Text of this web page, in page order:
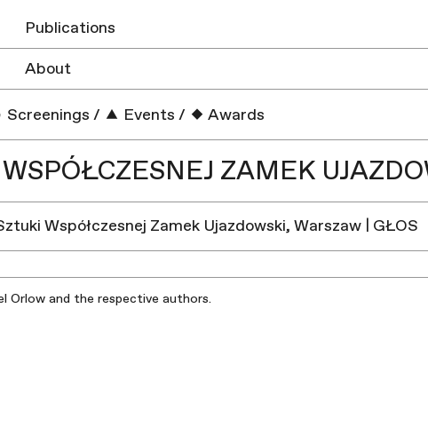
Publications
About
Screenings / Events / Awards
ZAMEK
Współczesnej Zamek Ujazdowski, Warszaw | GŁOS
Orlow and the respective authors.